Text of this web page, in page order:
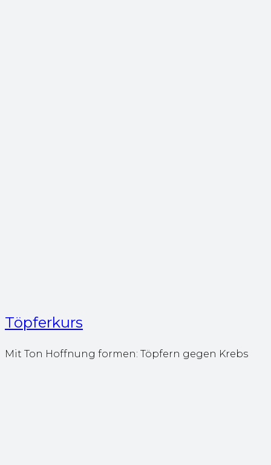
Töpferkurs
Mit Ton Hoffnung formen: Töpfern gegen Krebs